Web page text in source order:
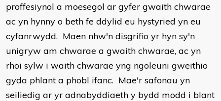
proffesiynol a moesegol ar gyfer gwaith chwarae
ac yn hynny o beth fe ddylid eu hystyried yn eu
cyfanrwydd. Maen nhw'n disgrifio yr hyn sy'n
unigryw am chwarae a gwaith chwarae, ac yn
rhoi sylw i waith chwarae yng ngoleuni gweithio
gyda phlant a phobl ifanc. Mae'r safonau yn
seiliedig ar yr adnabyddiaeth y bydd modd i blant